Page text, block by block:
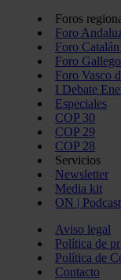
Foros
Foro
Foro
Foro
Foro Vasco
I Debate
Especiales
COP 30
COP 29
COP 28
Servicios
Newsletter
Media kit
ON | Podcast
Aviso legal
Política de
Política de
Contacto